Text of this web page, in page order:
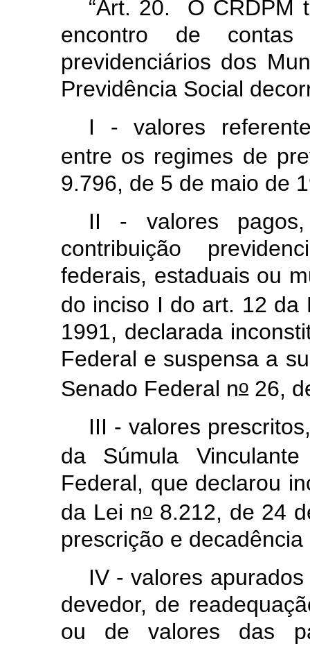
“Art. 20. O CRDPM
encontro de
previdenciários dos
Previdência Social
I - valores
entre os regimes de
9.796, de 5 de maio de
II - valores
contribuição
federais, estaduais ou
do inciso I do art. 12 da
1991, declarada
Federal e suspensa a
Senado Federal no 26,
III - valores
da Súmula
Federal, que declarou
da Lei no8.212, de 24
prescrição e
IV - valores
devedor, de
ou de valores das